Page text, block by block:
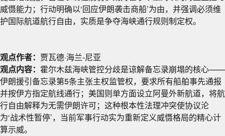
威慑能力；行动明确以‘回应伊朗袭击商船’为由，并强调必须维
护国际航道航行自由，实质是争夺海峡通行规则制定权。
观点作者： 贾瓦德·海兰-尼亚
观点内容： 霍尔木兹海峡管控分歧是谅解备忘录崩塌的核心——
伊朗援引备忘录第5条主张主权监管权，要求所有船舶事先通报
并按伊方指定航线通行；美国则单方面设立阿曼外新航道，将航
行自由解释为无需伊朗许可；这种根本性法理冲突使协议沦
为‘战术性暂停’，当前军事行动实为重新定义威慑格局的精心计
算示威。